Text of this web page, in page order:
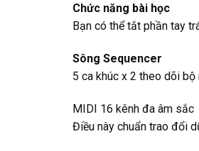
Chức năng bài học
Bạn có thể tắt phần tay
Sông Sequencer
5 ca khúc x 2 theo dõi bộ
MIDI 16 kênh đa âm sắc
Điều này chuẩn trao đổi